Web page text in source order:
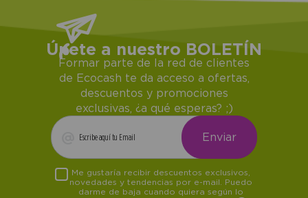
Únete a nuestro BOLETÍN
Formar parte de la red de clientes
de Ecocash te da acceso a ofertas,
descuentos y promociones
exclusivas, ¿a qué esperas? ;)
Me gustaría recibir descuentos exclusivos,
novedades y tendencias por e-mail. Puedo
darme de baja cuando quiera según lo